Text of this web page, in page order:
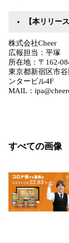
【本リリー
株式会社Cheer
広報担当：平塚
所在地：〒162-
東京都新宿区市
ンタービル4F
MAIL：
すべての画像